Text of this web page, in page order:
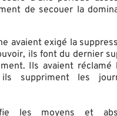
de secouer la
avaient exigé la
ils font du dernier
Ils avaient réclamé
suppriment les
les moyens et